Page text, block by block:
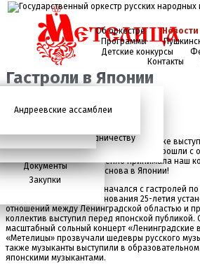
Об оркестре
История
Документы
Закупки
Новости
Анонсы
Фото
Программы
Школьный абонемент
Приглашаем к сотрудничеству
Детские конкурсы
2026 год
Андреевские ассамблеи
Контакты
Гастроли в Японии
10 лет назад, в 2009 году "Метелица" уже
восходящего солнца, тогда концерты прошли с
местная публика очень тепло принимала наш
лет музыканты оркестра снова в Японии!
Концертный сезон 2020 начался с гастролей
солнца - в рамках празднования 25-летия
отношений между Ленинградской областью и
коллектив выступил перед японской
масштабный сольный концерт «Ленинградские
«Метелицы» прозвучали шедевры русского
также музыканты выступили в
японскими музыкантами.